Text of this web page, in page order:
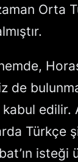
Orta
de
edilir.
Türkçe